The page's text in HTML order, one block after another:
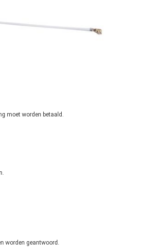
moet worden betaald.
worden geantwoord.